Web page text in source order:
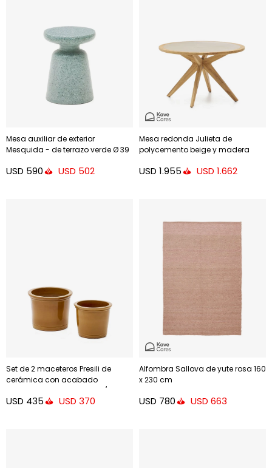
Mesa auxiliar de exterior
Mesquida - de terrazo verde Ø 39
USD 590 USD 502
Mesa redonda Julieta de
polycemento beige y madera
100%
USD 1.955 USD 1.662
Set de 2 maceteros Presili de
cerámica con acabado
mostaza esmaltada Ø 37 / 47 cm
USD 435 USD 370
Alfombra Sallova de yute rosa 160
x 230 cm
USD 780 USD 663